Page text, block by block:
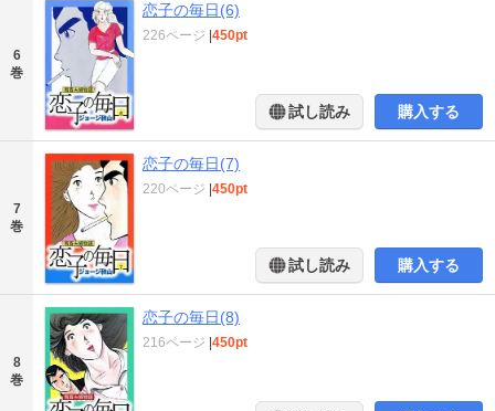
6
巻
恋子の毎日(6)
226ページ 450pt
試し読み 購入する
7
巻
恋子の毎日(7)
220ページ 450pt
試し読み 購入する
8
巻
恋子の毎日(8)
216ページ 450pt